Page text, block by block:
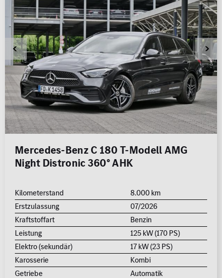
Mercedes-Benz C 180 T-Modell AMG
Night Distronic 360° AHK
Kilometerstand
8.000 km
Erstzulassung
07/2026
Kraftstoffart
Benzin
Leistung
125 kW (170 PS)
Elektro (sekundär)
17 kW (23 PS)
Karosserie
Kombi
Getriebe
Automatik